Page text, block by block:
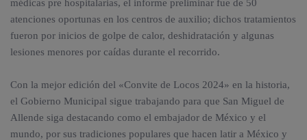
médicas pre hospitalarias, el informe preliminar fue de 50
atenciones oportunas en los centros de auxilio; dichos tratamientos
fueron por inicios de golpe de calor, deshidratación y algunas
lesiones menores por caídas durante el recorrido.
Con la mejor edición del «Convite de Locos 2024» en la historia,
el Gobierno Municipal sigue trabajando para que San Miguel de
Allende siga destacando como el embajador de México y el
mundo, por sus tradiciones populares que hacen latir a México y